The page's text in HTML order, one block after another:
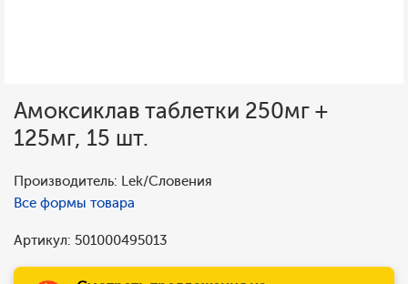
Амоксиклав таблетки 250мг +
125мг, 15 шт.
Производитель: Lek/Словения
Все формы товара
Артикул: 501000495013